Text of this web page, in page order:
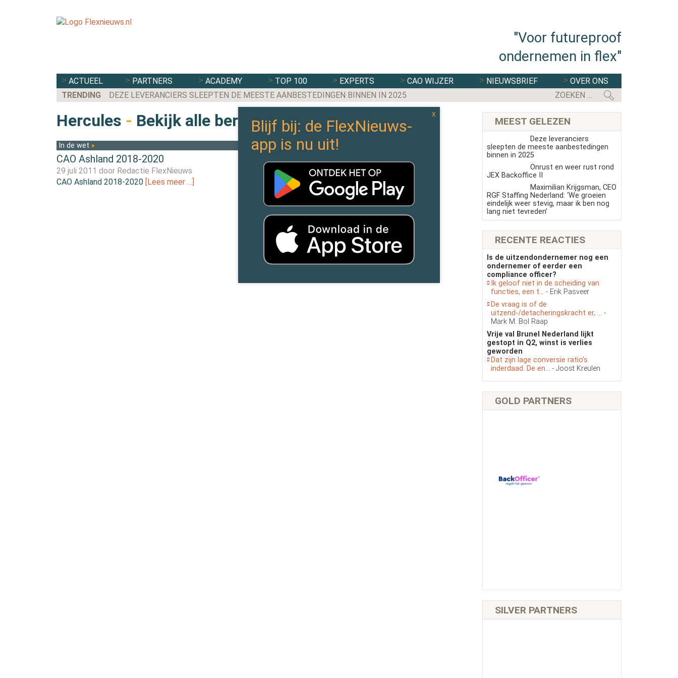
"Voor futureproof
ondernemen in flex"
ACTUEEL PARTNERS ACADEMY TOP 100 EXPERTS CAO WIJZER NIEUWSBRIEF
OVER ONS
TRENDING
DEZE LEVERANCIERS SLEEPTEN DE MEESTE AANBESTEDINGEN BINNEN IN 2025
Hercules - Bekijk alle berichten
In de wet
CAO Ashland 2018-2020
29 juli 2011 door Redactie FlexNieuws
CAO Ashland 2018-2020 [Lees meer …]
MEEST GELEZEN
Deze leveranciers
sleepten de meeste aanbestedingen
binnen in 2025
Onrust en weer rust rond
JEX Backoffice II
Maximilian Krijgsman, CEO
RGF Staffing Nederland: ‘We groeien
eindelijk weer stevig, maar ik ben nog
lang niet tevreden’
RECENTE REACTIES
Is de uitzendondernemer nog een
ondernemer of eerder een
compliance officer?
Ik geloof niet in de scheiding van
functies, een t... - Erik Pasveer
De vraag is of de
uitzend-/detacheringskracht er, ... -
Mark M. Bol Raap
Vrije val Brunel Nederland lijkt
gestopt in Q2, winst is verlies
geworden
Dat zijn lage conversie ratio’s
inderdaad. De en... - Joost Kreulen
GOLD PARTNERS
SILVER PARTNERS